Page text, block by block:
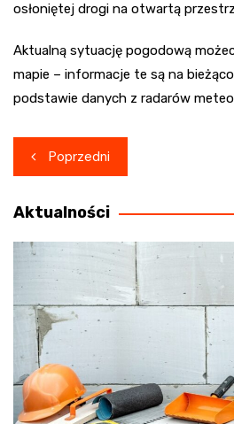
osłoniętej drogi na otwartą
Aktualną sytuację pogodową
mapie – informacje te są na
podstawie danych z radarów
Nawigacja
wpisu
Poprzedni
Aktualności